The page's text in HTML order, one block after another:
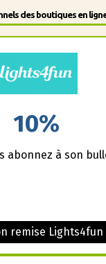
des boutiques en
10%
abonnez à son
remise Lights4fun